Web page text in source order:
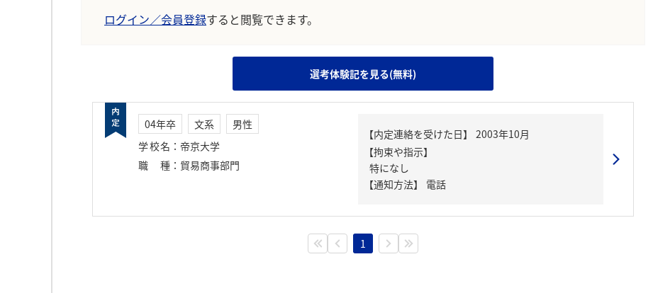
ログイン／会員登録すると閲覧できます。
選考体験記を見る(無料)
04年卒 文系
男性
学校名 ： 帝京大学
職種 ： 貿易商事部門
【内定連絡を受けた日】
2003年10月
【拘束や指示】
特になし
【通知方法】
電話
1